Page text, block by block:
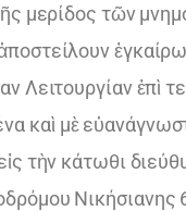
μερίδος τῶν
Λειτουργίαν
μὲ
τὴν κάτωθι